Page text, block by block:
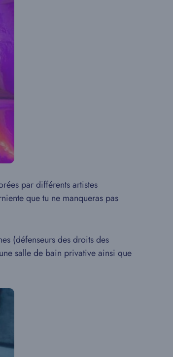
par différents artistes
que tu ne manqueras pas
(défenseurs des droits des
salle de bain privative ainsi que